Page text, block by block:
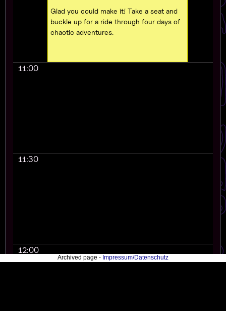
11:00
11:30
12:00
Glad you could make it! Take a seat and
buckle up for a ride through four days of
chaotic adventures.
Archived page - Impressum/Datenschutz